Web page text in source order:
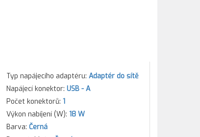
Typ napájecího adaptéru: Adaptér do sítě
Napájecí konektor: USB - A
Počet konektorů: 1
Výkon nabíjení (W): 18 W
Barva: Černá